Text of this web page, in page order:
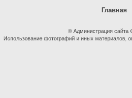
Главная
© Администрация
Использование фотографий и иных материалов,